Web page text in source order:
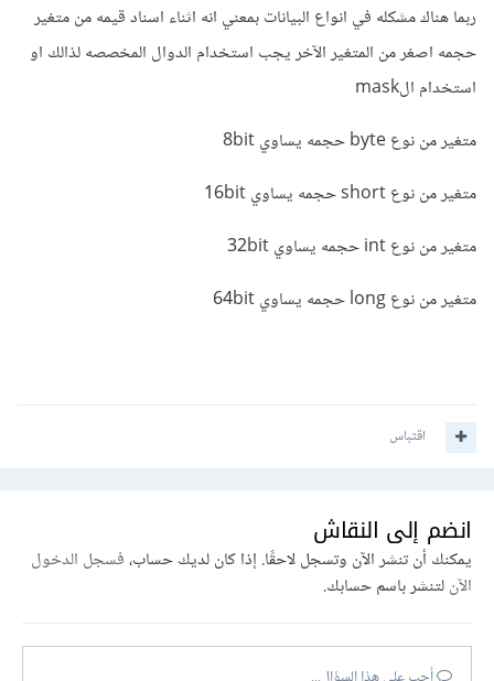
ربما هناك مشكله في انواع البيانات بمعني انه اثناء اسناد قيمه من متغير
حجمه اصغر من المتغير الآخر يجب استخدام الدوال المخصصه لذالك او
استخدام الmask
متغير من نوع byte حجمه يساوي 8bit
متغير من نوع short حجمه يساوي 16bit
متغير من نوع int حجمه يساوي 32bit
متغير من نوع long حجمه يساوي 64bit
اقتباس
انضم إلى النقاش
يمكنك أن تنشر الآن وتسجل لاحقًا. إذا كان لديك حساب،فسجل الدخول
الآنلتنشر باسم حسابك.